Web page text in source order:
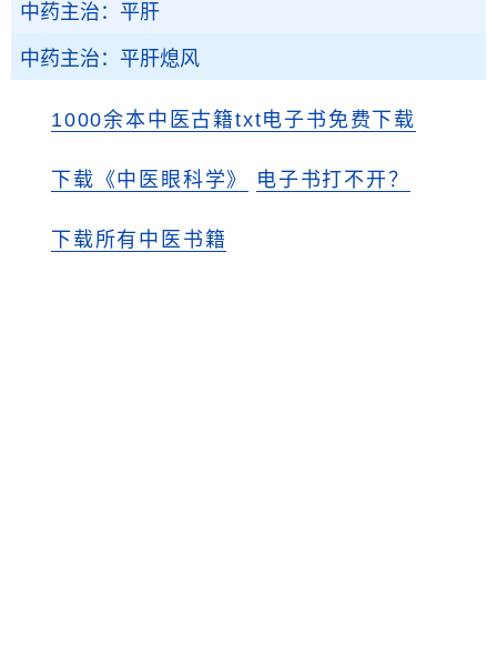
中药主治：平肝
中药主治：平肝熄风
1000余本中医古籍txt电子书免费下载
下载《中医眼科学》 电子书打不开？
下载所有中医书籍